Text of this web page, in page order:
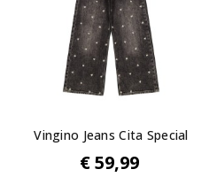
Vingino Jeans Cita Special
€ 59,99